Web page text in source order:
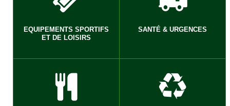
EQUIPEMENTS SPORTIFS
ET DE LOISIRS
SANTÉ & URGENCES